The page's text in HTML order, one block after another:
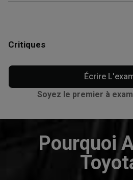
Critiques
Écrire
Soyez le premier à
Pourquoi